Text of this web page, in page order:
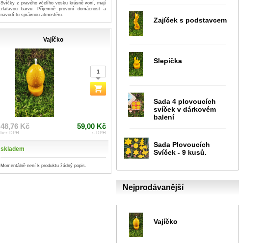
Zajíček s podstavcem
Slepička
Sada 4 plovoucích
svíček v dárkovém
balení
Sada Plovoucích
Svíček - 9 kusů.
Nejprodávanější
Vajíčko
Svíčky z pravého včelího vosku krásně voní, mají
zlatavou barvu. Příjemně provoní domácnost a
navodí tu správnou atmosféru.
Vajíčko
48,76 Kč
bez DPH
59,00 Kč
s DPH
skladem
Momentálně není k produktu žádný popis.